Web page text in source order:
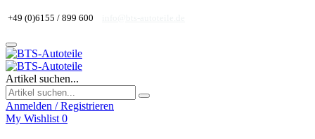
+49 (0)6155 / 899 600
Artikel suchen...
Anmelden / Registrieren
My Wishlist 0